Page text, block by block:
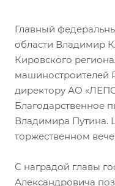
Главный
области Владимир
Кировского
машиностроителей
директору АО
Благодарственное
Владимира Путина.
торжественном
С наградой главы
Александровича